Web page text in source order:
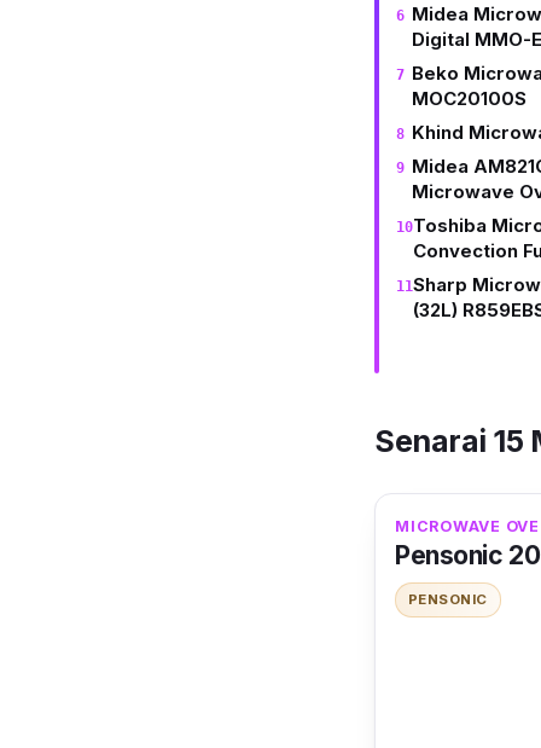
Midea
Digital MMO-
Beko
MOC20100S
Khind
Midea
Microwave
Toshiba
Convection
Sharp
(32L)
Senarai 15
MICROWAVE
Pensonic
PENSONIC